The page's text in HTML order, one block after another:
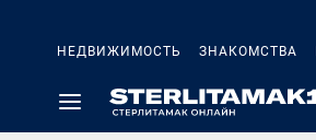
НЕДВИЖИМОСТЬ ЗНАКОМСТВА